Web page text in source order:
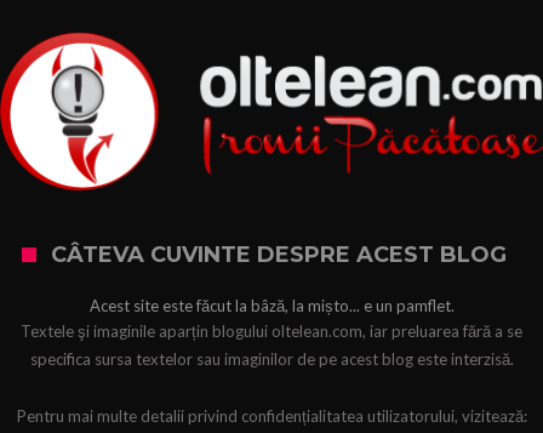
CÂTEVA CUVINTE DESPRE ACEST BLOG
Acest site este făcut la bâză, la mișto... e un pamflet.
Textele şi imaginile aparțin blogului oltelean.com, iar preluarea fără a se
specifica sursa textelor sau imaginilor de pe acest blog este interzisă.
Pentru mai multe detalii privind confidențialitatea utilizatorului, vizitează: